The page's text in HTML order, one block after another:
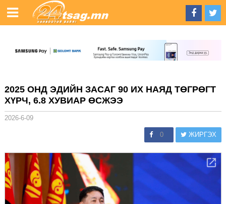
2025 ОНД ЭДИЙН ЗАСАГ 90 ИХ НАЯД ТӨГРӨГТ
ХҮРЧ, 6.8 ХУВИАР ӨСЖЭЭ
2026-6-09
0 ЖИРГЭХ